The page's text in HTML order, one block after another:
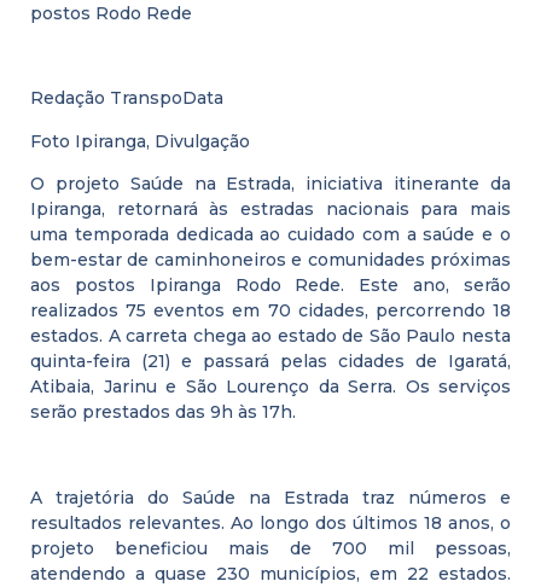
postos Rodo Rede
Redação TranspoData
Foto Ipiranga, Divulgação
O projeto Saúde na Estrada, iniciativa itinerante da
Ipiranga, retornará às estradas nacionais para mais
uma temporada dedicada ao cuidado com a saúde e o
bem-estar de caminhoneiros e comunidades próximas
aos postos Ipiranga Rodo Rede. Este ano, serão
realizados 75 eventos em 70 cidades, percorrendo 18
estados. A carreta chega ao estado de São Paulo nesta
quinta-feira (21) e passará pelas cidades de Igaratá,
Atibaia, Jarinu e São Lourenço da Serra. Os serviços
serão prestados das 9h às 17h.
A trajetória do Saúde na Estrada traz números e
resultados relevantes. Ao longo dos últimos 18 anos, o
projeto beneficiou mais de 700 mil pessoas,
atendendo a quase 230 municípios, em 22 estados.